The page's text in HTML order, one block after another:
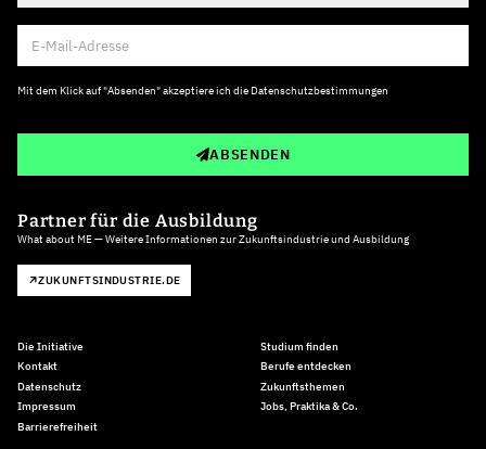
Mit dem Klick auf "Absenden" akzeptiere ich die Datenschutzbestimmungen
ABSENDEN
Partner für die Ausbildung
What about ME — Weitere Informationen zur Zukunftsindustrie und Ausbildung
ZUKUNFTSINDUSTRIE.DE
Die Initiative
Kontakt
Datenschutz
Impressum
Barrierefreiheit
Studium finden
Berufe entdecken
Zukunftsthemen
Jobs, Praktika & Co.